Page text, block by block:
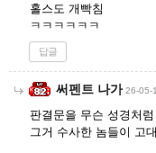
홀스도 개빡침
ㅋㅋㅋㅋㅋㅋ
답글
써펜트 나가 26-05-
판결문을 무슨 성경처
그거 수사한 놈들이 고